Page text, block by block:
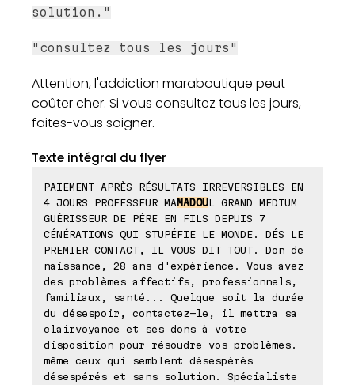
solution."
"consultez tous les jours"
Attention, l'addiction maraboutique peut
coûter cher. Si vous consultez tous les jours,
faites-vous soigner.
Texte intégral du flyer
PAIEMENT APRÈS RÉSULTATS IRREVERSIBLES EN
4 JOURS PROFESSEUR MA MADOUL GRAND MEDIUM
GUÉRISSEUR DE PÈRE EN FILS DEPUIS 7
CÉNÉRATIONS QUI STUPÉFIE LE MONDE. DÉS LE
PREMIER CONTACT, IL VOUS DIT TOUT. Don de
naissance, 28 ans d'expérience. Vous avez
des problèmes affectifs, professionnels,
familiaux, santé... Quelque soit la durée
du désespoir, contactez-le, il mettra sa
clairvoyance et ses dons à votre
disposition pour résoudre vos problèmes.
même ceux qui semblent désespérés
désespérés et sans solution. Spécialiste